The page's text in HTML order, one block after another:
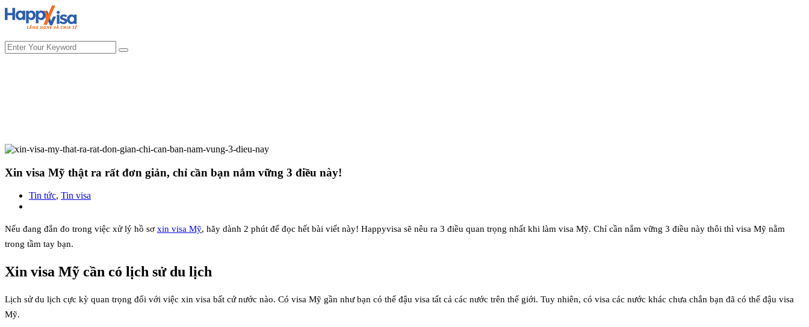
Xin visa Mỹ thật ra rất đơn giản, chỉ cần bạn nắm vững 3 điều này!
Tin tức, Tin visa
Nếu đang đắn đo trong việc xử lý hồ sơ xin visa Mỹ, hãy dành 2 phút để đọc hết bài viết này! Happyvisa sẽ nêu ra 3 điều quan trọng nhất khi làm visa Mỹ. Chỉ cần nắm vững 3 điều này thôi thì visa Mỹ nằm
trong tầm tay bạn.
Xin visa Mỹ cần có lịch sử du lịch
Lịch sử du lịch cực kỳ quan trọng đối với việc xin visa bất cứ nước nào. Có visa Mỹ gần như bạn có thể đậu visa tất cả các nước trên thế giới. Tuy nhiên, có visa các nước khác chưa chắn bạn đã có thể đậu visa
Mỹ.